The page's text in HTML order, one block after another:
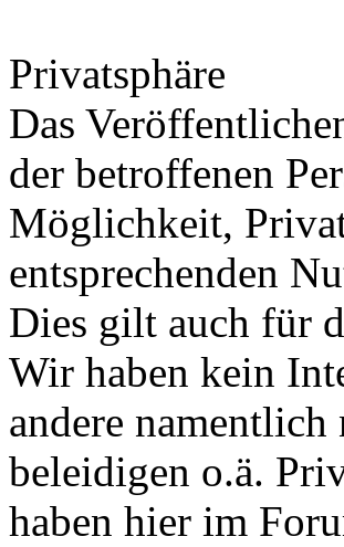
Privatsphäre
Das
der betroffenen
Möglichkeit,
entsprechenden
Dies gilt auch für
Wir haben kein
andere namentlich
beleidigen o.ä.
haben hier im